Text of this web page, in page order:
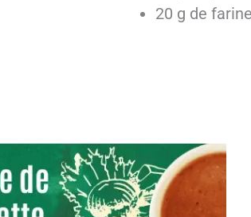
20 g de farine